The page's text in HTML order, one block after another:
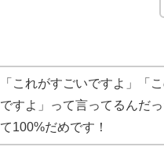
「これがすごいですよ」「
ですよ」って言ってるんだ
て100%だめです！